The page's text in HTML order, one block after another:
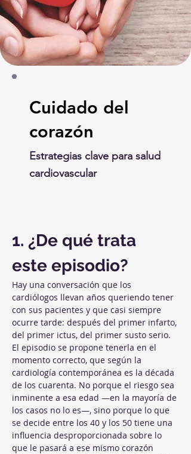
Cuidado del
corazón
Estrategias clave para salud
cardiovascular
1. ¿De qué trata
este episodio?
Hay una conversación que los
cardiólogos llevan años queriendo tener
con sus pacientes y que casi siempre
ocurre tarde: después del primer infarto,
del primer ictus, del primer susto serio.
El episodio se propone tenerla en el
momento correcto, que según la
cardiología contemporánea es la década
de los cuarenta. No porque el riesgo sea
inminente a esa edad —en la mayoría de
los casos no lo es—, sino porque lo que
se decide entre los 40 y los 50 tiene una
influencia desproporcionada sobre lo
que le pasará a ese mismo corazón